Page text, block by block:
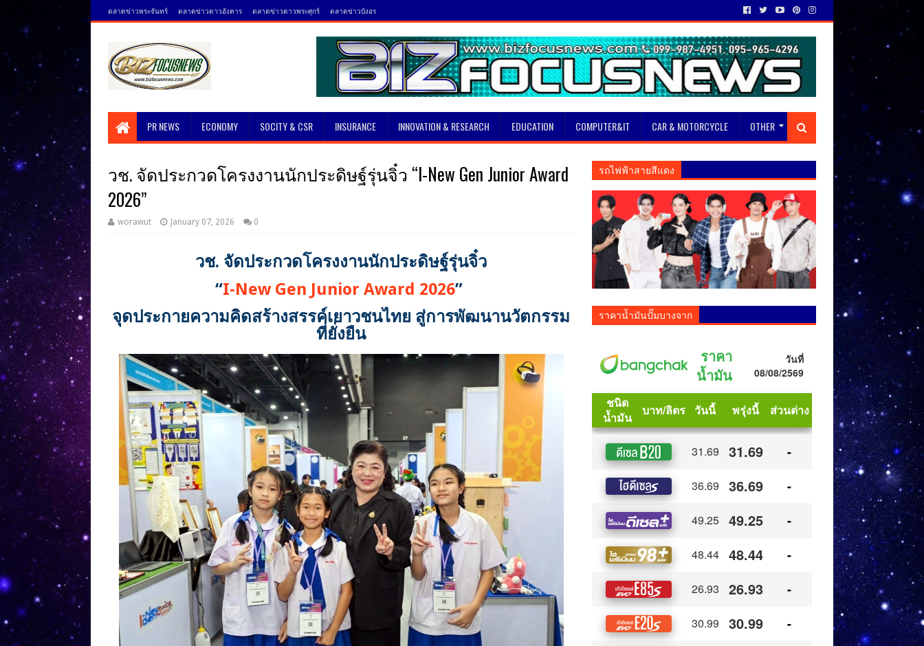
ตลาดข่าวพระจันทร์ ตลาดข่าวดาวอังคาร ตลาดข่าวดาวพระศุกร์ ตลาดข่าวบังอร
PR NEWS ECONOMY SOCITY & CSR INSURANCE INNOVATION & RESEARCH EDUCATION COMPUTER&IT CAR & MOTORCYCLE OTHER
วช. จัดประกวดโครงงานนักประดิษฐ์รุ่นจิ๋ว “I-New Gen Junior Award
2026”
worawut January 07, 2026 0
วช. จัดประกวดโครงงานนักประดิษฐ์รุ่นจิ๋ว
“I-New Gen Junior Award 2026”
จุดประกายความคิดสร้างสรรค์เยาวชนไทย สู่การพัฒนานวัตกรรม
ที่ยั่งยืน
รถไฟฟ้าสายสีแดง
ราคาน้ำมันปั๊มบางจาก